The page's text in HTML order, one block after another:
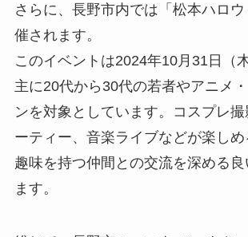
さらに、長野市内では「松本ハロ
催されます。
このイベントは2024年10月31日（
主に20代から30代の若者やアニメ
ンを対象としています。コスプレ
ーティー、音楽ライブなどが楽し
趣味を持つ仲間との交流を深める良
ます。